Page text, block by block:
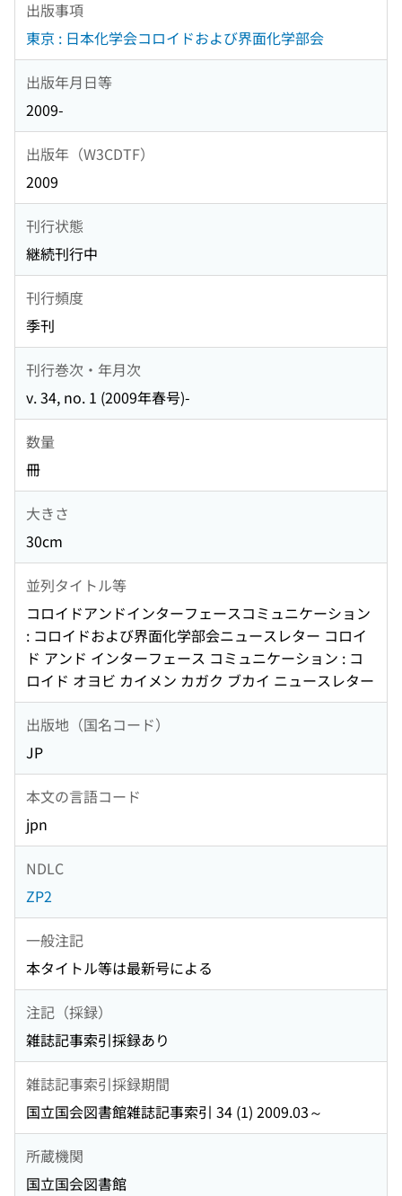
出版事項
東京 : 日本化学会コロイドおよび界面化学部会
出版年月日等
2009-
出版年（W3CDTF）
2009
刊行状態
継続刊行中
刊行頻度
季刊
刊行巻次・年月次
v. 34, no. 1 (2009年春号)-
数量
冊
大きさ
30cm
並列タイトル等
コロイドアンドインターフェースコミュニケーション
: コロイドおよび界面化学部会ニュースレター コロイ
ド アンド インターフェース コミュニケーション : コ
ロイド オヨビ カイメン カガク ブカイ ニュースレター
出版地（国名コード）
JP
本文の言語コード
jpn
NDLC
ZP2
一般注記
本タイトル等は最新号による
注記（採録）
雑誌記事索引採録あり
雑誌記事索引採録期間
国立国会図書館雑誌記事索引 34 (1) 2009.03～
所蔵機関
国立国会図書館